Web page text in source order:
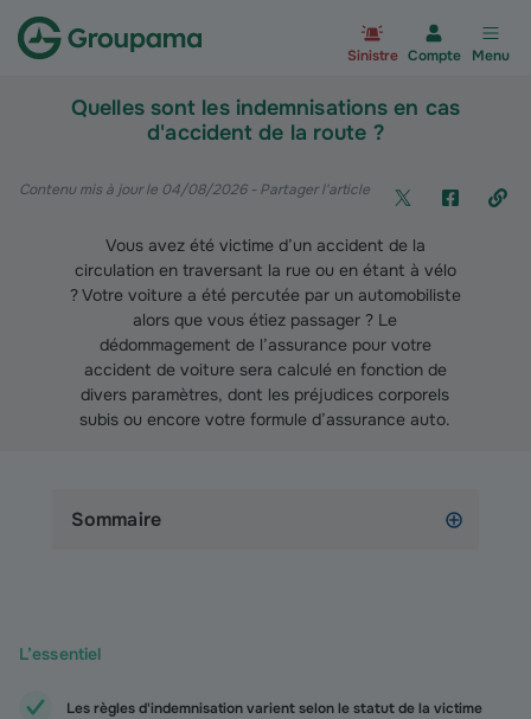
Sinistre Compte Menu
Quelles sont les indemnisations en cas
d'accident de la route ?
Contenu mis à jour le 04/08/2026- Partager l'article
Vous avez été victime d’un accident de la
circulation en traversant la rue ou en étant à vélo
? Votre voiture a été percutée par un automobiliste
alors que vous étiez passager ? Le
dédommagement de l’assurance pour votre
accident de voiture sera calculé en fonction de
divers paramètres, dont les préjudices corporels
subis ou encore votre formule d’assurance auto.
Sommaire
L’essentiel
Les règles d'indemnisation varient selon le statut de la victime